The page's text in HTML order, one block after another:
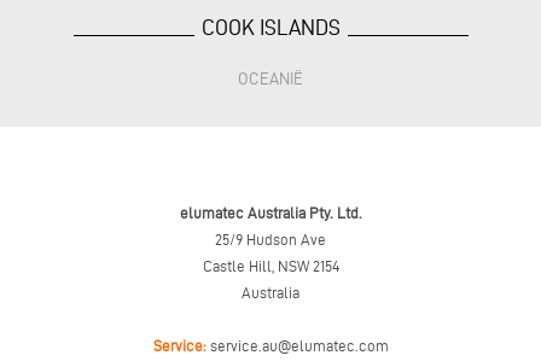
COOK ISLANDS
OCEANIË
elumatec Australia Pty. Ltd.
25/9 Hudson Ave
Castle Hill, NSW 2154
Australia
Service: service.au@elumatec.com